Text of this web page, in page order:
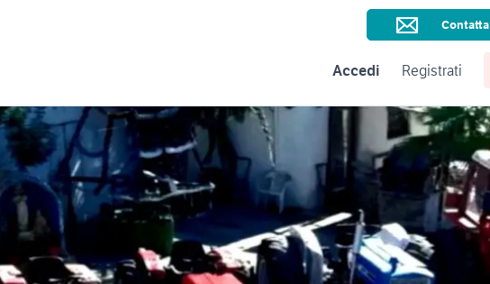
Subito per le Aziende Assistenza
Accedi Registrati
Contatta